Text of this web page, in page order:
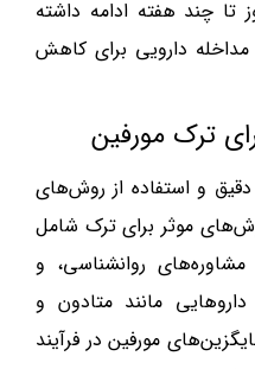
چند هفته ادامه داشته
مداخله دارویی برای کاهش
ترک مورفین
دقیق و استفاده از روش‌های
موثر برای ترک شامل
مشاوره‌های روانشناسی، و
مانند متادون و
مورفین در فرآیند